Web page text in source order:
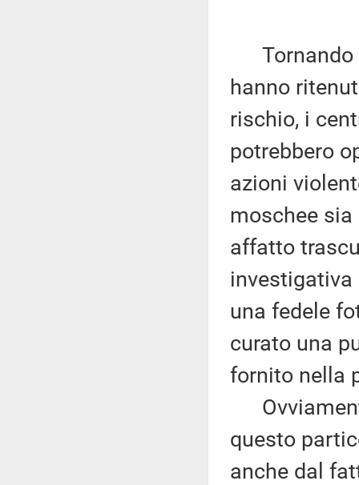
Tornando
hanno
rischio, i
potrebbero
azioni
moschee
affatto
investigativa
una fedele
curato una
fornito nella
questo
anche dal